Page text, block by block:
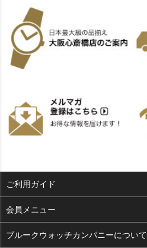
ご利用ガイド
よくある質問
支払い・送料
会員メニュー
ログイン
ブルークウォッチカンパニーについて